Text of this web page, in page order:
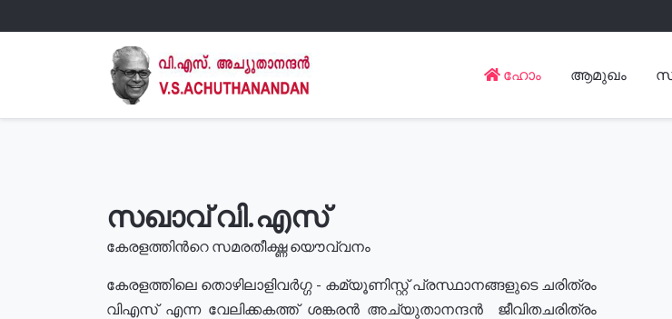
ഹോം ആമുഖം
സഖാവ് വി.എസ്
കേരളത്തിൻറെ സമരതീക്ഷ്ണ യൌവ്വനം
കേരളത്തിലെ തൊഴിലാളിവർഗ്ഗ - കമ്യൂണിസ്റ്റ് പ്രസ്ഥാനങ്ങളുടെ ചരിത്രം
വിഎസ് എന്ന വേലിക്കകത്ത് ശങ്കരൻ അച്യുതാനന്ദൻ ജീവിതചരിത്രം